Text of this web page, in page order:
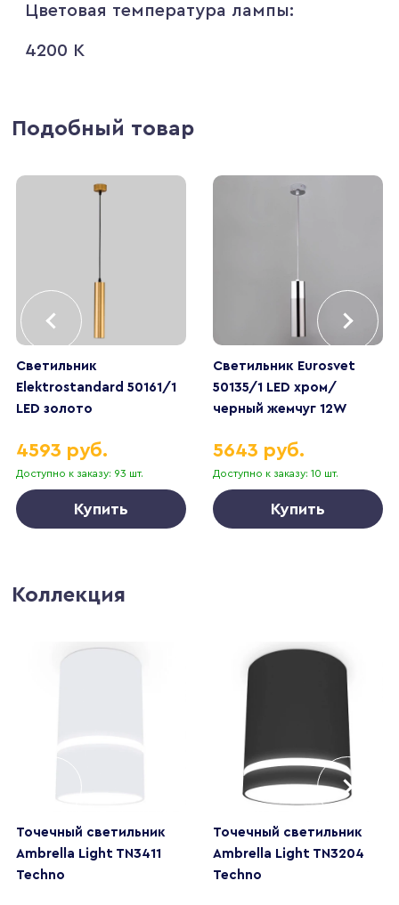
Цветовая температура лампы:
4200 K
Подобный товар
Светильник
Elektrostandard 50161/1
LED золото
Доступно к заказу: 93 шт.
4593 руб.
Купить
Светильник Eurosvet
50135/1 LED хром/
черный жемчуг 12W
Доступно к заказу: 10 шт.
5643 руб.
Купить
Коллекция
Точечный светильник
Ambrella Light TN3411
Techno
Точечный светильник
Ambrella Light TN3204
Techno